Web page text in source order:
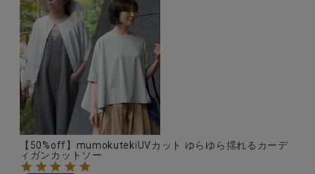
ブランド
全ての商品
CONTENTS
特集
ご利用ガイド
お問い合わせ
【50%off】mumokutekiUVカット ゆらゆら揺れるカーデ
ィガンカットソー